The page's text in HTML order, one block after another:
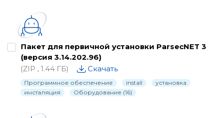
Пакет для первичной установки ParsecNET 3
(версия 3.14.202.96)
(ZIP , 1.44 ГБ)
Скачать
Программное обеспечение install
установка
инсталяция
Оборудование (16)